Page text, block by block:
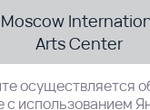
Arts Center
nab.,
осуществляется
с использованием